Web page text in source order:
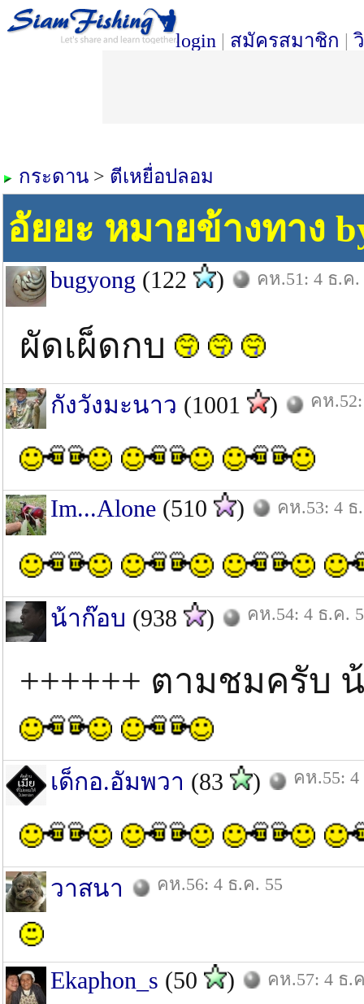
login | สมัครสมาชิก |
กระดาน > ตีเหยื่อปลอม
อัยยะ หมายข้างทาง
bugyong (122 ) คห.51: 4 ธ.ค.
ผัดเผ็ดกบ
กังวังมะนาว (1001 ) คห
Im...Alone (510 ) คห.53: 4 ธ
น้าก๊อบ (938 ) คห.54: 4 ธ.ค.
++++++ ตามชมครับ
เด็กอ.อัมพวา (83 ) คห.55: 4
วาสนา คห.56: 4 ธ.ค. 55
Ekaphon_s (50 ) คห.57: 4 ธ.